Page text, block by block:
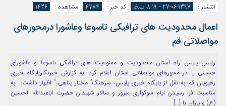
ایتاانتشار :
1397-06-27 - 8:19 ب.ظ کد خبر : 4784 مشاهده : 1426
اعمال محدوديت های ترافیکی تاسوعا وعاشورا درمحورهای
مواصلاتی قم
رئیس پلیس راه استان محدوديت و ممنوعيت هاي ترافیکی تاسوعا و عاشوراي
حسيني را در محورهای مواصلاتی استان اعلام کرد. به گزارش خبرنگارپایگاه خبری
رهپویان قم به نقل از پایگاه خبری پلیس، سرهنگ” مختار پناهی ” اظهار داشت: به
مناسبت فرا رسيدن ايام سوگواري سرور و سالار شهيدان حضرت اباعبدالله الحسين
(ع) و ياران با […]